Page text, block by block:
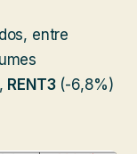
entre
RENT3(-6,8%)